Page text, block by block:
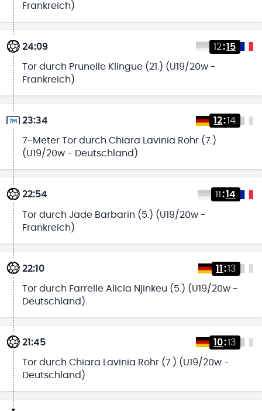
Frankreich)
24:09 12:15
Tor durch Prunelle Klingue (21.) (U19/20w -
Frankreich)
23:34 12:14
7-Meter Tor durch Chiara Lavinia Rohr (7.)
(U19/20w - Deutschland)
22:54 11 :14
Tor durch Jade Barbarin (5.) (U19/20w -
Frankreich)
22:10 11 :13
Tor durch Farrelle Alicia Njinkeu (5.) (U19/20w -
Deutschland)
21:45 10:13
Tor durch Chiara Lavinia Rohr (7.) (U19/20w -
Deutschland)